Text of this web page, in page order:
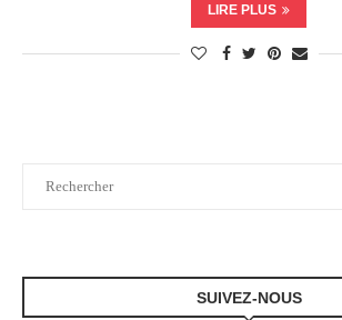
LIRE PLUS
SUIVEZ-NOUS